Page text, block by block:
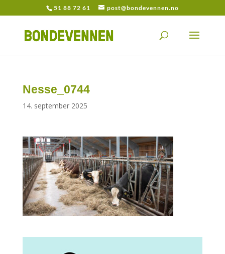
51 88 72 61 post@bondevennen.no
Nesse_0744
14. september 2025